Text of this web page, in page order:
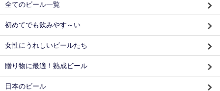
全てのビール一覧
初めてでも飲みやす～い
女性にうれしいビールたち
贈り物に最適！熟成ビール
日本のビール